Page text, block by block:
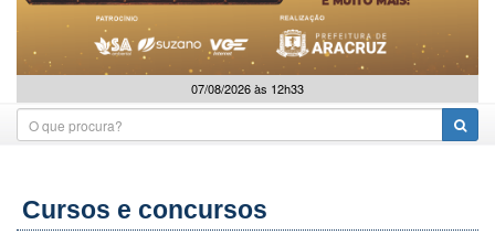
07/08/2026 às 12h33
Cursos e concursos